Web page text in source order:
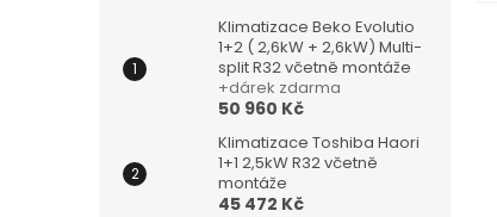
Klimatizace Beko Evolutio
1+2 ( 2,6kW + 2,6kW) Multi-
split R32 včetně montáže
+dárek zdarma
50 960 Kč
Klimatizace Toshiba Haori
1+1 2,5kW R32 včetně
montáže
45 472 Kč